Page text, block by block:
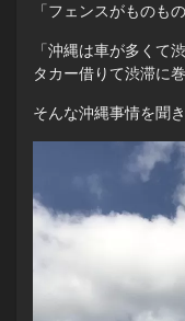
「フェンスがものも
「沖縄は車が多くて
タカー借りて渋滞に
そんな沖縄事情を聞